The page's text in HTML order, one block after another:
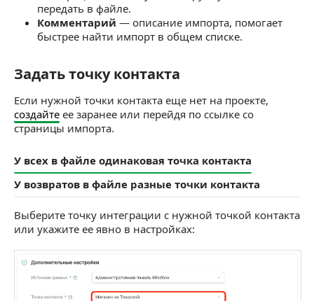
передать в файле.
Комментарий — описание импорта, помогает
быстрее найти импорт в общем списке.
Задать точку контакта
Задать точку контакта
Если нужной точки контакта еще нет на проекте,
создайте ее заранее или перейдя по ссылке со
страницы импорта.
У всех в файле одинаковая точка контакта
У возвратов в файле разные точки контакта
Выберите точку интеграции с нужной точкой контакта
или укажите ее явно в настройках: